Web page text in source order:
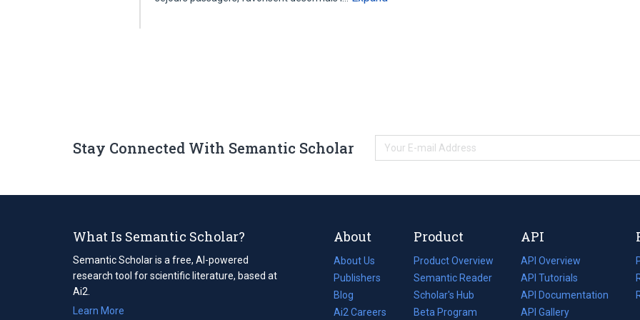
Stay Connected With Semantic Scholar
What Is Semantic Scholar?
Semantic Scholar is a free, AI-powered
research tool for scientific literature, based at
Ai2.
Learn More
About
About Us
Publishers
Blog
(opens
in
Ai2 Careers
(opens
Product
Product Overview
Semantic Reader
Scholar's Hub
Beta Program
API
API Overview
API Tutorials
API Documentation
(opens
in
API Gallery